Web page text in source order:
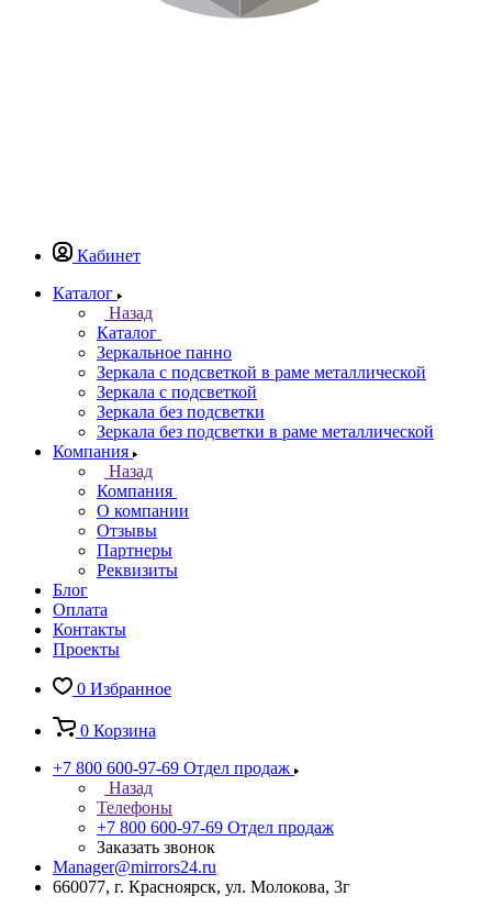
Кабинет
Каталог
Назад
Каталог
Зеркальное панно
Зеркала с подсветкой в раме металлической
Зеркала с подсветкой
Зеркала без подсветки
Зеркала без подсветки в раме металлической
Компания
Назад
Компания
О компании
Отзывы
Партнеры
Реквизиты
Блог
Оплата
Контакты
Проекты
0 Избранное
0 Корзина
+7 800 600-97-69 Отдел продаж
Назад
Телефоны
+7 800 600-97-69 Отдел продаж
Заказать звонок
Manager@mirrors24.ru
660077, г. Красноярск, ул. Молокова, 3г